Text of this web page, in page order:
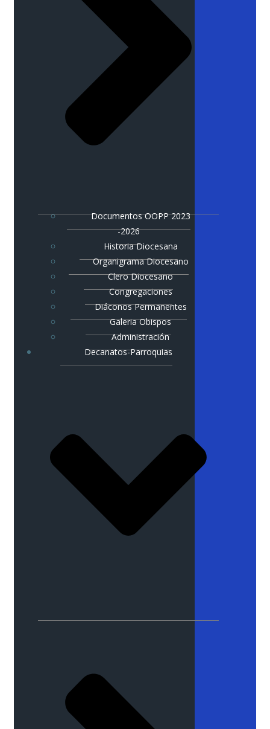
Documentos OOPP 2023
-2026
Historia Diocesana
Organigrama Diocesano
Clero Diocesano
Congregaciones
Diáconos Permanentes
Galeria Obispos
Administración
Decanatos-Parroquias